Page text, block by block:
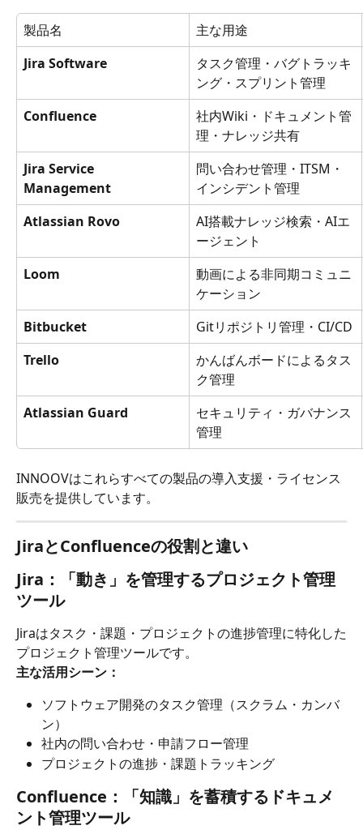
製品名
主な用途
Jira Software
タスク管理・バグトラッキ
ング・スプリント管理
Confluence
社内Wiki・ドキュメント管
理・ナレッジ共有
Jira Service
Management
問い合わせ管理・ITSM・
インシデント管理
Atlassian Rovo
AI搭載ナレッジ検索・AIエ
ージェント
Loom
動画による非同期コミュニ
ケーション
Bitbucket
Gitリポジトリ管理・CI/CD
Trello
かんばんボードによるタス
ク管理
Atlassian Guard
セキュリティ・ガバナンス
管理
INNOOVはこれらすべての製品の導入支援・ライセンス
販売を提供しています。
JiraとConfluenceの役割と違い
Jira：「動き」を管理するプロジェクト管理
ツール
Jiraはタスク・課題・プロジェクトの進捗管理に特化した
プロジェクト管理ツールです。
主な活用シーン：
ソフトウェア開発のタスク管理（スクラム・カンバ
ン）
社内の問い合わせ・申請フロー管理
プロジェクトの進捗・課題トラッキング
Confluence：「知識」を蓄積するドキュメ
ント管理ツール